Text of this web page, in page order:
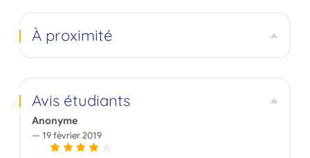
À proximité
Avis étudiants
Anonyme
19 février 2019